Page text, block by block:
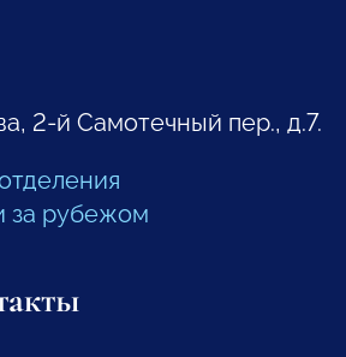
2-й Самотечный пер., д.7.
за рубежом